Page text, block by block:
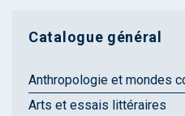
Catalogue général
Anthropologie et mondes
Arts et essais littéraires